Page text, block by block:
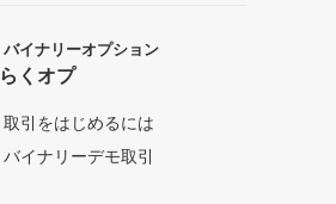
バイナリーオプション
らくオプ
取引をはじめるには
バイナリーデモ取引